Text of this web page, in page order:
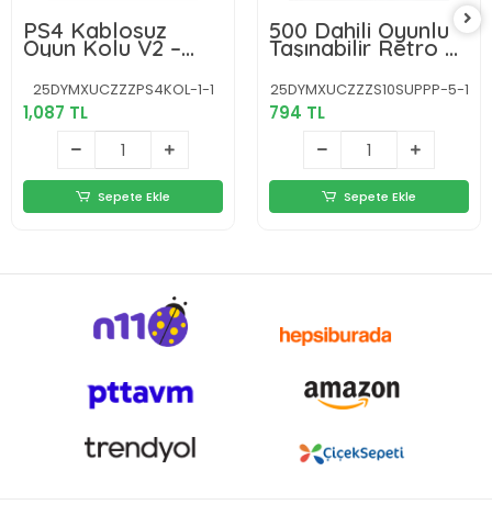
PS4 Kablosuz
Oyun Kolu V2 –
Bluetooth
Bağlantılı,
Titreşimli, PC ve
Mobil Uyumlu
25DYMXUCZZZPS4KOL-1-1
1,087 TL
Sepete Ekle
500 Dahili Oyunlu
Taşınabilir Retro El
Konsolu-2.4 inç
Renkli Ekranlı
25DYMXUCZZZS10SUPPP-5-1
794 TL
Sepete Ekle